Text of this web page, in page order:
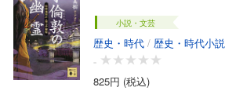
小説・文芸
歴史・時代 / 歴史・時代小説
-
825円 (税込)